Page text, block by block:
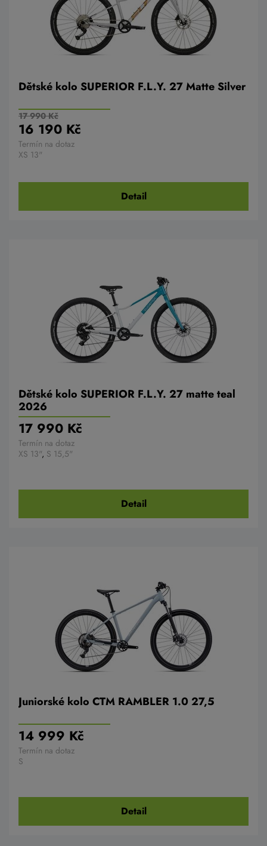
Dětské kolo SUPERIOR F.L.Y. 27 Matte Silver
17 990 Kč
16 190 Kč
Termín na dotaz
XS 13"
Detail
Dětské kolo SUPERIOR F.L.Y. 27 matte teal
2026
17 990 Kč
Termín na dotaz
XS 13", S 15,5"
Detail
Juniorské kolo CTM RAMBLER 1.0 27,5
14 999 Kč
Termín na dotaz
S
Detail